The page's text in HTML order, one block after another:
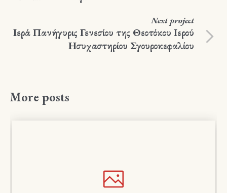
Nextproject
Ιερά Πανήγυρις Γενεσίου της Θεοτόκου Ιερού
Ησυχαστηρίου Σγουροκεφαλίου
More posts